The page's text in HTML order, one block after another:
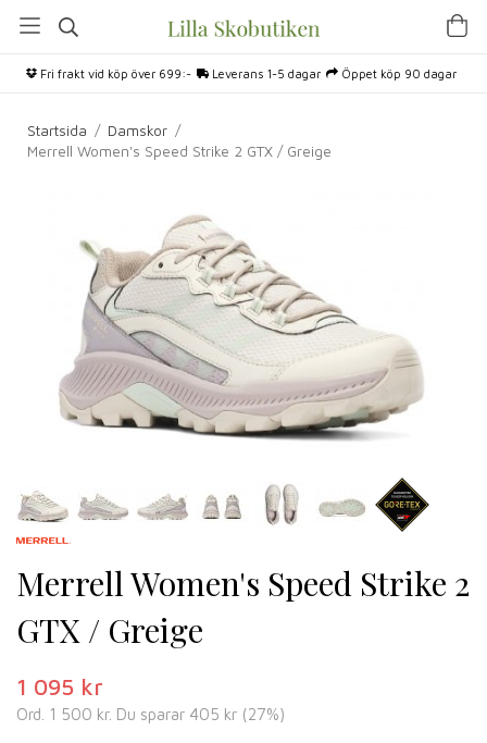
Fri frakt vid köp över 699:- Leverans 1-5 dagar Öppet köp 90 dagar
Startsida / Damskor /
Merrell Women's Speed Strike 2 GTX / Greige
Merrell Women's Speed Strike 2
GTX / Greige
1 095 kr
Ord. 1 500 kr. Du sparar 405 kr (27%)